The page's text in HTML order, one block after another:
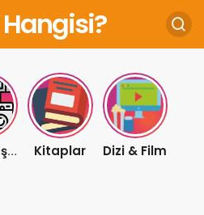
Hangisi?
Beyaz Eşya Kitaplar Dizi & Film